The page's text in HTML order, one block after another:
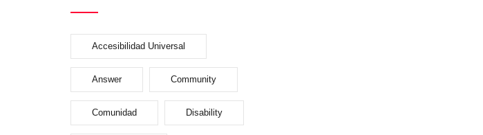
Accesibilidad Universal
Answer Community
Comunidad Disability